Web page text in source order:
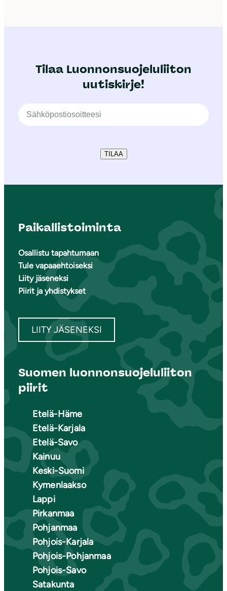
Tilaa Luonnonsuojeluliiton
uutiskirje!
TILAA
Paikallistoiminta
Osallistu tapahtumaan
Tule vapaaehtoiseksi
Liity jäseneksi
Piirit ja yhdistykset
LIITY JÄSENEKSI
Suomen luonnonsuojeluliiton
piirit
Etelä-Häme
Etelä-Karjala
Etelä-Savo
Kainuu
Keski-Suomi
Kymenlaakso
Lappi
Pirkanmaa
Pohjanmaa
Pohjois-Karjala
Pohjois-Pohjanmaa
Pohjois-Savo
Satakunta